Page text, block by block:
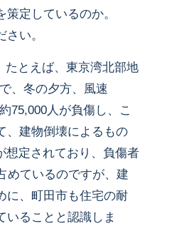
定しているのか。
い。
たとえば、東京湾北部地
、冬の夕方、風速
75,000人が負傷し、こ
、建物倒壊によるもの
想定されており、負傷者
めているのですが、建
に、町田市も住宅の耐
いることと認識しま